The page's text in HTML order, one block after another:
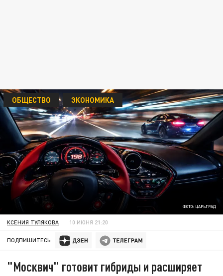
ФОТО: ЦАРЬГРАД
ОБЩЕСТВО ЭКОНОМИКА
КСЕНИЯ ТУЛЯКОВА 10 ИЮНЯ 21:20
ПОДПИШИТЕСЬ:
"Москвич" готовит гибриды и расширяет